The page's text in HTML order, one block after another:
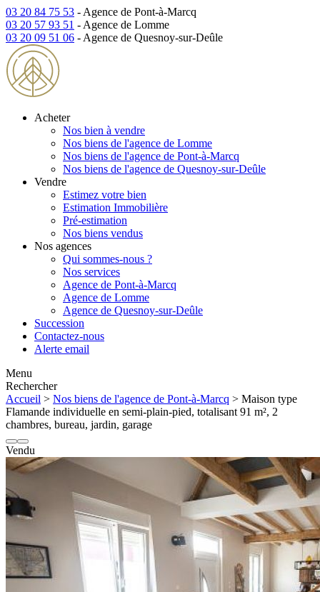
03 20 84 75 53 - Agence de Pont-à-Marcq
03 20 57 93 51 - Agence de Lomme
03 20 09 51 06 - Agence de Quesnoy-sur-Deûle
Acheter
Nos bien à vendre
Nos biens de l'agence de Lomme
Nos biens de l'agence de Pont-à-Marcq
Nos biens de l'agence de Quesnoy-sur-Deûle
Vendre
Estimez votre bien
Estimation Immobilière
Pré-estimation
Nos biens vendus
Nos agences
Qui sommes-nous ?
Nos services
Agence de Pont-à-Marcq
Agence de Lomme
Agence de Quesnoy-sur-Deûle
Succession
Contactez-nous
Alerte email
Menu
Rechercher
Accueil > Nos biens de l'agence de Pont-à-Marcq > Maison type
Flamande individuelle en semi-plain-pied, totalisant 91 m², 2
chambres, bureau, jardin, garage
Vendu